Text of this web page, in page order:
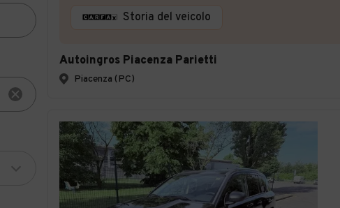
Storia del veicolo
Autoingros Piacenza Parietti
Piacenza (PC)